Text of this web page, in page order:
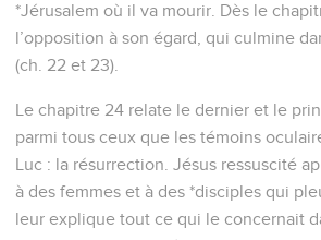
*Jérusalem où il va mourir. Dès le
l’opposition à son égard, qui culmine
(ch. 22 et 23).
Le chapitre 24 relate le dernier et le
parmi tous ceux que les témoins
Luc : la résurrection. Jésus ressuscité
à des femmes et à des *disciples qui
leur explique tout ce qui le concernait